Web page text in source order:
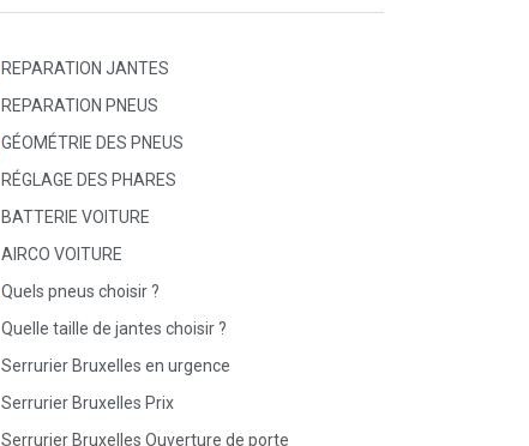
REPARATION JANTES
REPARATION PNEUS
GÉOMÉTRIE DES PNEUS
RÉGLAGE DES PHARES
BATTERIE VOITURE
AIRCO VOITURE
Quels pneus choisir ?
Quelle taille de jantes choisir ?
Serrurier Bruxelles en urgence
Serrurier Bruxelles Prix
Serrurier Bruxelles Ouverture de porte